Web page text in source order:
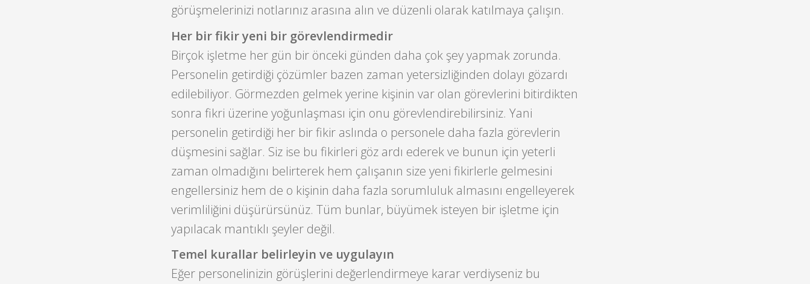
görüşmelerinizi notlarınız arasına alın ve düzenli olarak katılmaya çalışın.
Her bir fikir yeni bir görevlendirmedir
Birçok işletme her gün bir önceki günden daha çok şey yapmak zorunda.
Personelin getirdiği çözümler bazen zaman yetersizliğinden dolayı gözardı
edilebiliyor. Görmezden gelmek yerine kişinin var olan görevlerini bitirdikten
sonra fikri üzerine yoğunlaşması için onu görevlendirebilirsiniz. Yani
personelin getirdiği her bir fikir aslında o personele daha fazla görevlerin
düşmesini sağlar. Siz ise bu fikirleri göz ardı ederek ve bunun için yeterli
zaman olmadığını belirterek hem çalışanın size yeni fikirlerle gelmesini
engellersiniz hem de o kişinin daha fazla sorumluluk almasını engelleyerek
verimliliğini düşürürsünüz. Tüm bunlar, büyümek isteyen bir işletme için
yapılacak mantıklı şeyler değil.
Temel kurallar belirleyin ve uygulayın
Eğer personelinizin görüşlerini değerlendirmeye karar verdiyseniz bu